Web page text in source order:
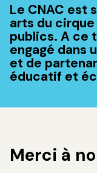
Le CNAC est
arts du
publics. A ce
engagé dans
et de
éducatif et
Merci à